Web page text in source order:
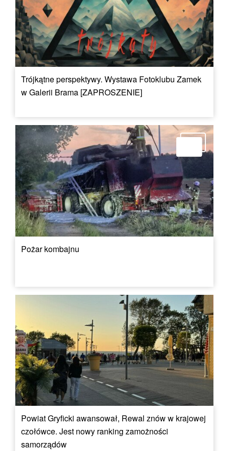
Trójkątne perspektywy. Wystawa Fotoklubu Zamek
w Galerii Brama [ZAPROSZENIE]
Pożar kombajnu
Powiat Gryficki awansował, Rewal znów w krajowej
czołówce. Jest nowy ranking zamożności
samorządów